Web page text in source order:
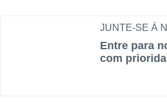
JUNTE-SE Á
Entre para
com